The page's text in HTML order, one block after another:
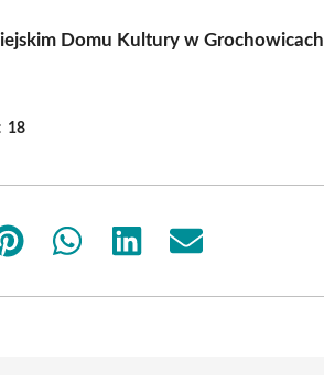
Domu Kultury w Grochowicach
18
Share
Share
Share
Share